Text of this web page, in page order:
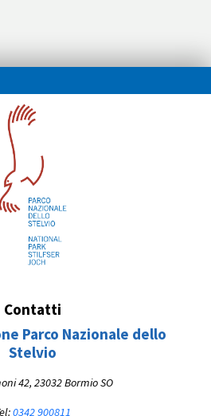
Contatti
Parco Nazionale dello
Stelvio
42, 23032 Bormio SO
0342 900811